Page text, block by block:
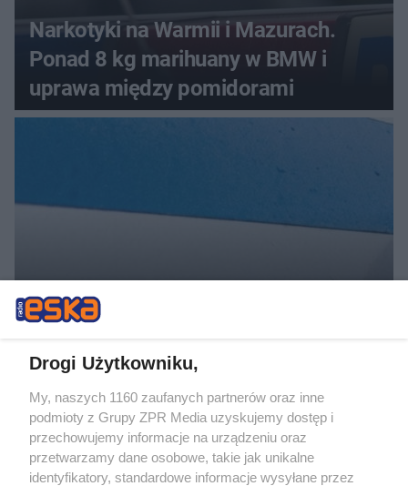
Narkotyki na Warmii i Mazurach.
Ponad 8 kg marihuany w BMW i
uprawa między pomidorami
Interwencja w Jankowicach.
Policjanci po służbie pomogli
kierowcy z atakiem padaczki
Drogi Użytkowniku,
My, naszych 1160 zaufanych partnerów oraz inne
podmioty z Grupy ZPR Media uzyskujemy dostęp i
przechowujemy informacje na urządzeniu oraz
przetwarzamy dane osobowe, takie jak unikalne
identyfikatory, standardowe informacje wysyłane przez